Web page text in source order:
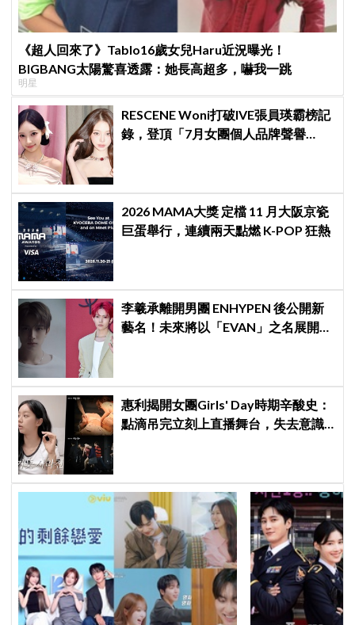
《超人回來了》Tablo16歲女兒Haru近況曝光！
BIGBANG太陽驚喜透露：她長高超多，嚇我一跳
明星
RESCENE Woni打破IVE張員瑛霸榜記
錄，登頂「7月女團個人品牌聲譽
2026 MAMA大獎 定檔 11 月大阪京瓷
巨蛋舉行，連續兩天點燃 K-POP 狂熱
李羲承離開男團 ENHYPEN 後公開新
藝名！未來將以「EVAN」之名展開
惠利揭開女團Girls' Day時期辛酸史：
點滴吊完立刻上直播舞台，失去意識